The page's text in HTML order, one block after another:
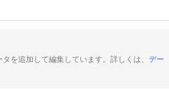
を追加して編集しています。詳しくは、 デー